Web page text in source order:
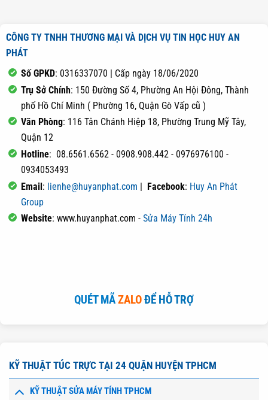
CÔNG TY TNHH THƯƠNG MẠI VÀ DỊCH VỤ TIN HỌC HUY AN
PHÁT
Số GPKD: 0316337070 | Cấp ngày 18/06/2020
Trụ Sở Chính: 150 Đường Số 4, Phường An Hội Đông, Thành
phố Hồ Chí Minh ( Phường 16, Quận Gò Vấp cũ )
Văn Phòng: 116 Tân Chánh Hiệp 18, Phường Trung Mỹ Tây,
Quận 12
Hotline: 08.6561.6562 - 0908.908.442 - 0976976100 -
0934053493
Email: lienhe@huyanphat.com | Facebook: Huy An Phát
Group
Website: www.huyanphat.com - Sửa Máy Tính 24h
QUÉT MÃZALOĐỂ HỖ TRỢ
KỸ THUẬT TÚC TRỰC TẠI 24 QUẬN HUYỆN TPHCM
KỸ THUẬT SỬA MÁY TÍNH TPHCM